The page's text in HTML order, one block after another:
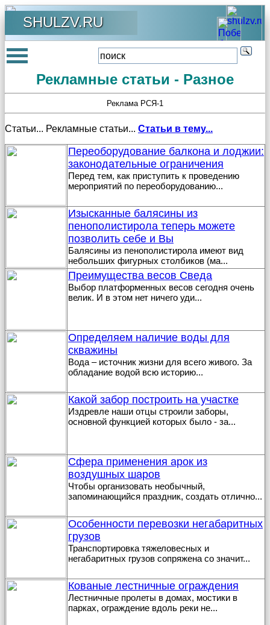
SHULZV.RU
Рекламные статьи - Разное
Реклама РСЯ-1
Статьи... Рекламные статьи... Статьи в тему...
Переоборудование балкона и лоджии:
законодательные ограничения
Перед тем, как приступить к проведению
мероприятий по переоборудованию...
Изысканные балясины из
пенополистирола теперь можете
позволить себе и Вы
Балясины из пенополистирола имеют вид
небольших фигурных столбиков (ма...
Преимущества весов Сведа
Выбор платформенных весов сегодня очень
велик. И в этом нет ничего уди...
Определяем наличие воды для
скважины
Вода – источник жизни для всего живого. За
обладание водой всю историю...
Какой забор построить на участке
Издревле наши отцы строили заборы,
основной функцией которых было - за...
Сфера применения арок из
воздушных шаров
Чтобы организовать необычный,
запоминающийся праздник, создать отлично...
Особенности перевозки негабаритных
грузов
Транспортировка тяжеловесных и
негабаритных грузов сопряжена со значит...
Кованые лестничные ограждения
Лестничные пролеты в домах, мостики в
парках, ограждение вдоль реки не...